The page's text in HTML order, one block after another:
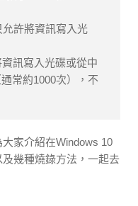
許將資訊寫入光
訊寫入光碟或從中
常約1000次），不
家介紹在Windows 10
幾種燒錄方法，一起去